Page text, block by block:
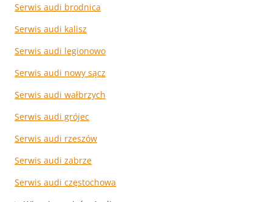
Serwis audi brodnica
Serwis audi kalisz
Serwis audi legionowo
Serwis audi nowy sącz
Serwis audi wałbrzych
Serwis audi grójec
Serwis audi rzeszów
Serwis audi zabrze
Serwis audi częstochowa